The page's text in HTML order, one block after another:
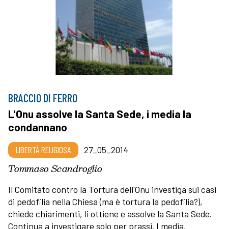
BRACCIO DI FERRO
L'Onu assolve la Santa Sede, i media la
condannano
LIBERTÀ RELIGIOSA 27_05_2014
Tommaso Scandroglio
Il Comitato contro la Tortura dell'Onu investiga sui casi
di pedofilia nella Chiesa (ma è tortura la pedofilia?),
chiede chiarimenti, li ottiene e assolve la Santa Sede.
Continua a investigare solo per prassi. I media,